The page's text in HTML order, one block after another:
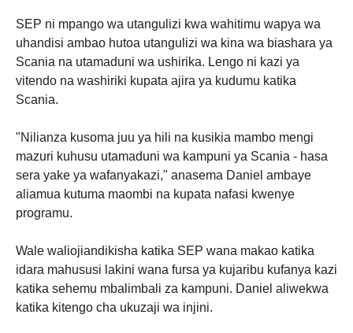
SEP ni mpango wa utangulizi kwa wahitimu wapya wa
uhandisi ambao hutoa utangulizi wa kina wa biashara ya
Scania na utamaduni wa ushirika. Lengo ni kazi ya
vitendo na washiriki kupata ajira ya kudumu katika
Scania.
"Nilianza kusoma juu ya hili na kusikia mambo mengi
mazuri kuhusu utamaduni wa kampuni ya Scania - hasa
sera yake ya wafanyakazi," anasema Daniel ambaye
aliamua kutuma maombi na kupata nafasi kwenye
programu.
Wale waliojiandikisha katika SEP wana makao katika
idara mahususi lakini wana fursa ya kujaribu kufanya kazi
katika sehemu mbalimbali za kampuni. Daniel aliwekwa
katika kitengo cha ukuzaji wa injini.